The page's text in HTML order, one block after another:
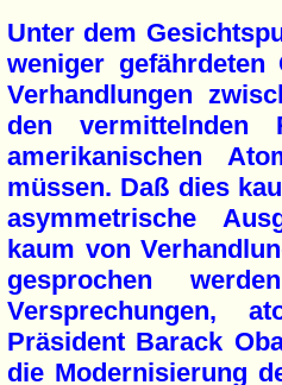
Unter dem
weniger
Verhandlungen
den vermittelnden
amerikanischen
müssen. Daß dies
asymmetrische
kaum von
gesprochen
Versprechungen,
Präsident Barack
die Modernisierung